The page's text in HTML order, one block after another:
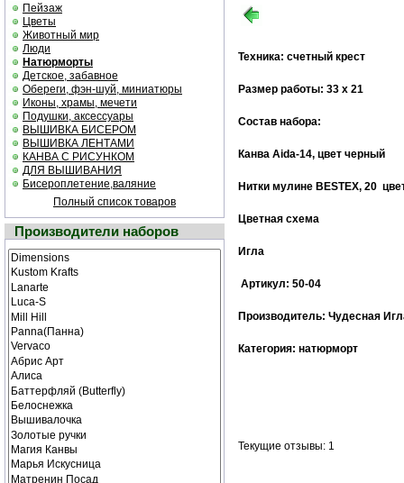
Пейзаж
Цветы
Животный мир
Люди
Натюрморты
Детское, забавное
Обереги, фэн-шуй, миниатюры
Иконы, храмы, мечети
Подушки, аксессуары
ВЫШИВКА БИСЕРОМ
ВЫШИВКА ЛЕНТАМИ
КАНВА С РИСУНКОМ
ДЛЯ ВЫШИВАНИЯ
Бисероплетение,валяние
Полный список товаров
Производители наборов
Техника: счетный крест
Размер работы: 33 х 21
Состав набора:
Канва Aida-14, цвет черный
Нитки мулине BESTEX, 20
Цветная схема
Игла
Артикул: 50-04
Производитель: Чудесная
Категория: натюрморт
Текущие отзывы: 1